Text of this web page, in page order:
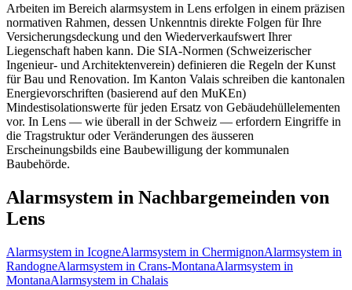
Arbeiten im Bereich alarmsystem in Lens erfolgen in einem präzisen
normativen Rahmen, dessen Unkenntnis direkte Folgen für Ihre
Versicherungsdeckung und den Wiederverkaufswert Ihrer
Liegenschaft haben kann. Die SIA-Normen (Schweizerischer
Ingenieur- und Architektenverein) definieren die Regeln der Kunst
für Bau und Renovation. Im Kanton Valais schreiben die kantonalen
Energievorschriften (basierend auf den MuKEn)
Mindestisolationswerte für jeden Ersatz von Gebäudehüllelementen
vor. In Lens — wie überall in der Schweiz — erfordern Eingriffe in
die Tragstruktur oder Veränderungen des äusseren
Erscheinungsbilds eine Baubewilligung der kommunalen
Baubehörde.
Alarmsystem in Nachbargemeinden von
Lens
Alarmsystem in IcogneAlarmsystem in ChermignonAlarmsystem in
RandogneAlarmsystem in Crans-MontanaAlarmsystem in
MontanaAlarmsystem in Chalais